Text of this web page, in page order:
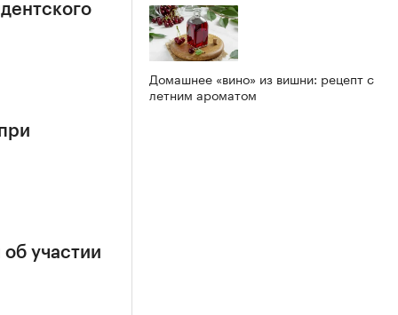
участии
Домашнее «вино» из вишни: рецепт с
летним ароматом